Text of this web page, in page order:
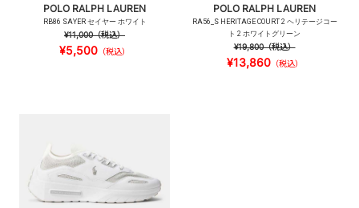
POLO RALPH LAUREN
RB86 SAYER セイヤー ホワイト
¥11,000（税込）
¥5,500 （税込）
POLO RALPH LAUREN
RA56_S HERITAGE COURT 2 ヘリテージコー
ト 2 ホワイトグリーン
¥19,800（税込）
¥13,860（税込）